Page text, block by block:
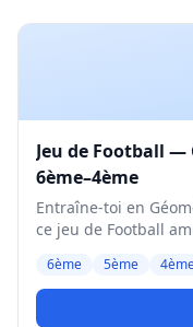
Jeu de Football
6ème–4ème
Entraîne-toi en
ce jeu de Football
6ème 5ème